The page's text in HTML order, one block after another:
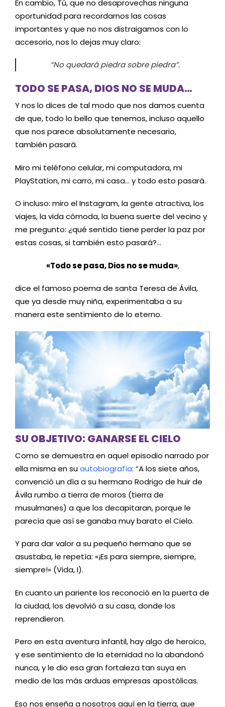
En cambio, Tú, que no desaprovechas ninguna
oportunidad para recordarnos las cosas
importantes y que no nos distraigamos con lo
accesorio, nos lo dejas muy claro:
“No quedará piedra sobre piedra”.
TODO SE PASA, DIOS NO SE MUDA…
Y nos lo dices de tal modo que nos damos cuenta
de que, todo lo bello que tenemos, incluso aquello
que nos parece absolutamente necesario,
también pasará.
Miro mi teléfono celular, mi computadora, mi
PlayStation, mi carro, mi casa… y todo esto pasará.
O incluso: miro el Instagram, la gente atractiva, los
viajes, la vida cómoda, la buena suerte del vecino y
me pregunto: ¿qué sentido tiene perder la paz por
estas cosas, si también esto pasará?…
«Todo se pasa, Dios no se muda»,
dice el famoso poema de santa Teresa de Ávila,
que ya desde muy niña, experimentaba a su
manera este sentimiento de lo eterno.
SU OBJETIVO: GANARSE EL CIELO
Como se demuestra en aquel episodio narrado por
ella misma en suautobiografía: “A los siete años,
convenció un día a su hermano Rodrigo de huir de
Ávila rumbo a tierra de moros (tierra de
musulmanes) a que los decapitaran, porque le
parecía que así se ganaba muy barato el Cielo.
Y para dar valor a su pequeño hermano que se
asustaba, le repetía: «¡Es para siempre, siempre,
siempre!» (Vida, I).
En cuanto un pariente los reconoció en la puerta de
la ciudad, los devolvió a su casa, donde los
reprendieron.
Pero en esta aventura infantil, hay algo de heroico,
y ese sentimiento de la eternidad no la abandonó
nunca, y le dio esa gran fortaleza tan suya en
medio de las más arduas empresas apostólicas.
Eso nos enseña a nosotros aquí en la tierra, que